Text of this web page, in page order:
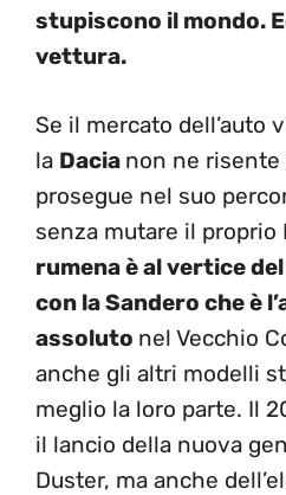
stupiscono il mondo.
vettura.
Se il mercato dell’auto
la Dacia non ne
prosegue nel suo
senza mutare il proprio
rumena è al vertice
con la Sandero che è
assoluto nel Vecchio
anche gli altri modelli
meglio la loro parte. Il
il lancio della nuova
Duster, ma anche